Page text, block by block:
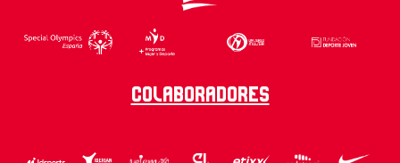
Colaboradores